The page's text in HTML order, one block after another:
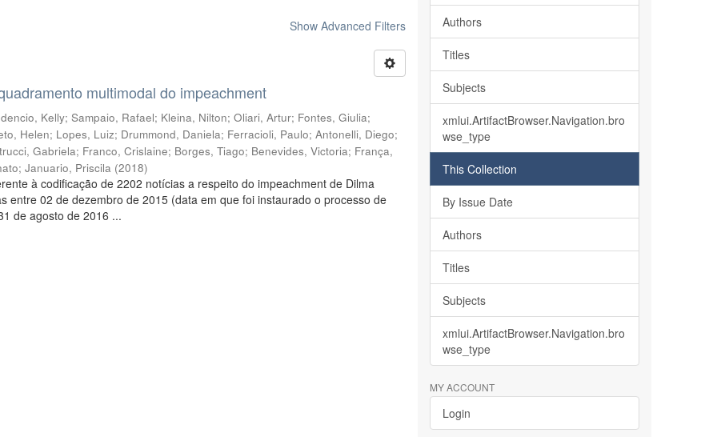
Show Advanced Filters
multimodal do impeachment
Kelly;Sampaio, Rafael; Kleina, Nilton;Oliari, Artur; Fontes, Giulia;
Helen; Lopes, Luiz; Drummond, Daniela; Ferracioli, Paulo;Antonelli, Diego;
Gabriela; Franco, Crislaine; Borges, Tiago; Benevides, Victoria; França,
;Januario, Priscila (2018)
à codificação de 2202 notícias a respeito do impeachment de Dilma
entre 02 de dezembro de 2015 (data em que foi instaurado o processo de
de agosto de 2016 ...
Authors
Titles
Subjects
xmlui.ArtifactBrowser.Navigation.bro
wse_type
This Collection
By Issue Date
Authors
Titles
Subjects
xmlui.ArtifactBrowser.Navigation.bro
wse_type
MY ACCOUNT
Login